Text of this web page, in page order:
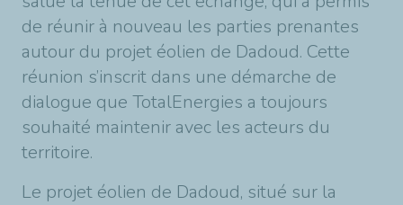
de réunir à nouveau les parties prenantes
autour du projet éolien de Dadoud. Cette
réunion s’inscrit dans une démarche de
dialogue que TotalEnergies a toujours
souhaité maintenir avec les acteurs du
territoire.
Le projet éolien de Dadoud, situé sur la